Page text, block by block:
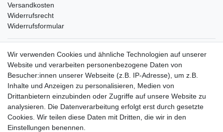
Versandkosten
Widerrufsrecht
Widerrufsformular
Verpackungslizenz
bei der Landbell AG
Zahlungsarten
Vorabüberweisung
Rechnungskauf
Zahlung bei Abholung
PayPal (inkl. Kreditkarten)
Wir verwenden Cookies und ähnliche Technologien auf unserer
Website und verarbeiten personenbezogene Daten von
Besucher:innen unserer Webseite (z.B. IP-Adresse), um z.B.
Inhalte und Anzeigen zu personalisieren, Medien von
Drittanbietern einzubinden oder Zugriffe auf unsere Website zu
analysieren. Die Datenverarbeitung erfolgt erst durch gesetzte
Cookies. Wir teilen diese Daten mit Dritten, die wir in den
Einstellungen benennen.